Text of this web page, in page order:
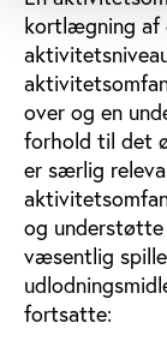
kortlægning af
over og en
forhold til det
er særlig
og understøtte
væsentlig
fortsatte: